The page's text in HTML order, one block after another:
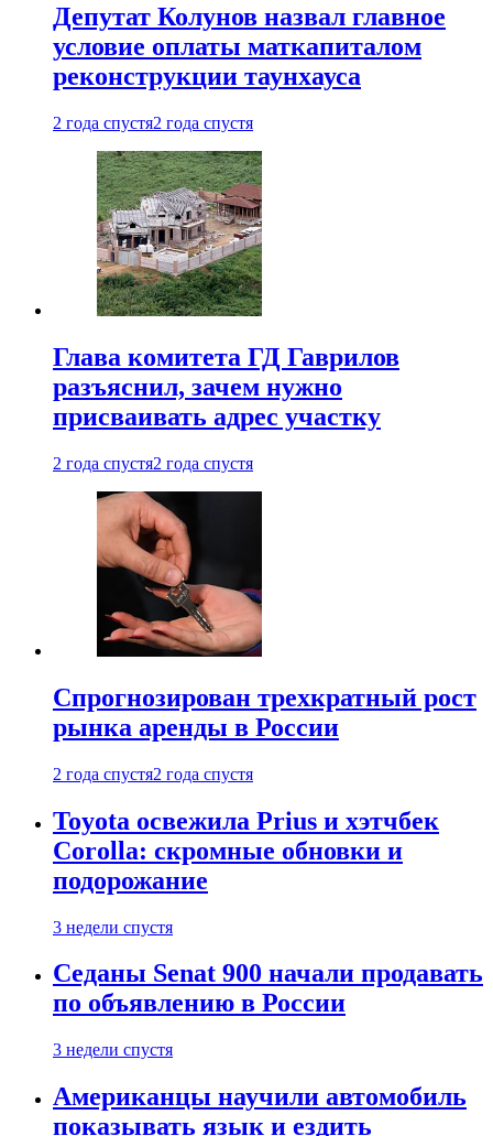
Депутат Колунов назвал главное
условие оплаты маткапиталом
реконструкции таунхауса
2 года спустя2 года спустя
Глава комитета ГД Гаврилов
разъяснил, зачем нужно
присваивать адрес участку
2 года спустя2 года спустя
Спрогнозирован трехкратный рост
рынка аренды в России
2 года спустя2 года спустя
Toyota освежила Prius и хэтчбек
Corolla: скромные обновки и
подорожание
3 недели спустя
Седаны Senat 900 начали продавать
по объявлению в России
3 недели спустя
Американцы научили автомобиль
показывать язык и ездить